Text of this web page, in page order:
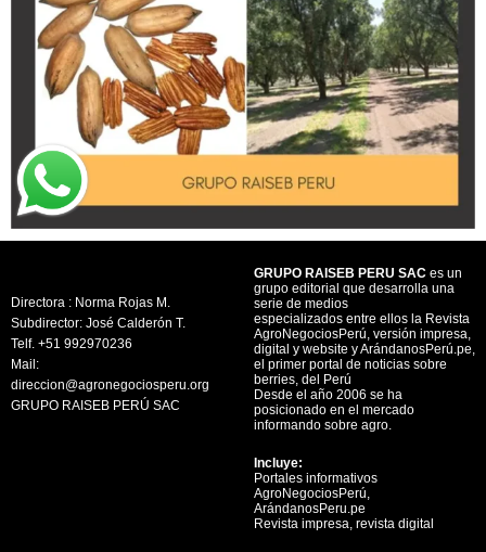
Directora : Norma Rojas M.
Subdirector: José Calderón T.
Telf. +51 992970236
Mail:
direccion@agronegociosperu.org
GRUPO RAISEB PERÚ SAC
GRUPO RAISEB PERU SAC es un
grupo editorial que desarrolla una
serie de medios
especializados entre ellos la Revista
AgroNegociosPerú, versión impresa,
digital y website y ArándanosPerú.pe,
el primer portal de noticias sobre
berries, del Perú
Desde el año 2006 se ha
posicionado en el mercado
informando sobre agro.
Incluye:
Portales informativos
AgroNegociosPerú,
ArándanosPeru.pe
Revista impresa, revista digital